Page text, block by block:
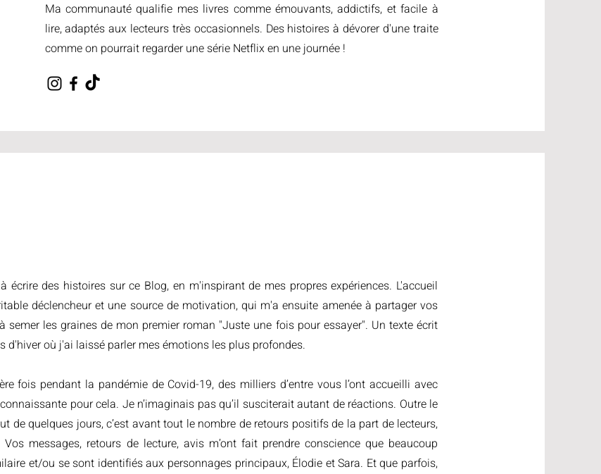
Ma communauté qualifie mes livres comme émouvants, addictifs, et facile à
lire, adaptés aux lecteurs très occasionnels. Des histoires à dévorer d'une traite
comme on pourrait regarder une série Netflix en une journée !
écrire des histoires sur ce Blog, en m'inspirant de mes propres expériences. L'accueil
déclencheur et une source de motivation, qui m'a ensuite amenée à partager vos
semer les graines de mon premier roman "Juste une fois pour essayer". Un texte écrit
d'hiver où j'ai laissé parler mes émotions les plus profondes.
fois pendant la pandémie de Covid-19, des milliers d’entre vous l’ont accueilli avec
pour cela. Je n’imaginais pas qu’il susciterait autant de réactions. Outre le
de quelques jours, c’est avant tout le nombre de retours positifs de la part de lecteurs,
messages, retours de lecture, avis m’ont fait prendre conscience que beaucoup
et/ou se sont identifiés aux personnages principaux, Élodie et Sara. Et que parfois,